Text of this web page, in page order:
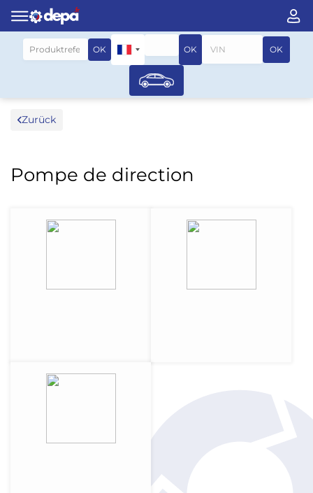
OK OK OK
Suche nach fahrzeug
Zurück
Pompe de direction